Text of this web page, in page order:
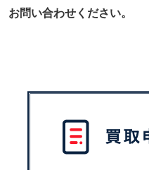
お問い合わせください。